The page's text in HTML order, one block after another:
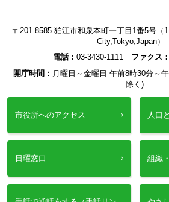
〒201-8585 狛江市和泉本町一丁目1番5号（
City,Tokyo,Japan）
電話： 03-3430-1111 ファクス：
開庁時間： 月曜日～金曜日 午前8時30分～
除く)
市役所へのアクセス 人口
日曜窓口 組織